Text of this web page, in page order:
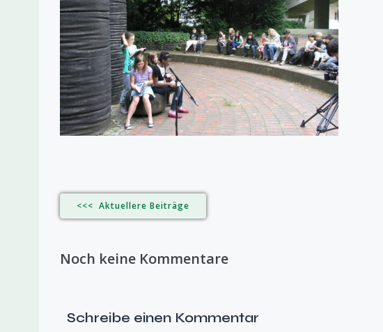
<<< Aktuellere Beiträge
Noch keine Kommentare
Schreibe einen Kommentar